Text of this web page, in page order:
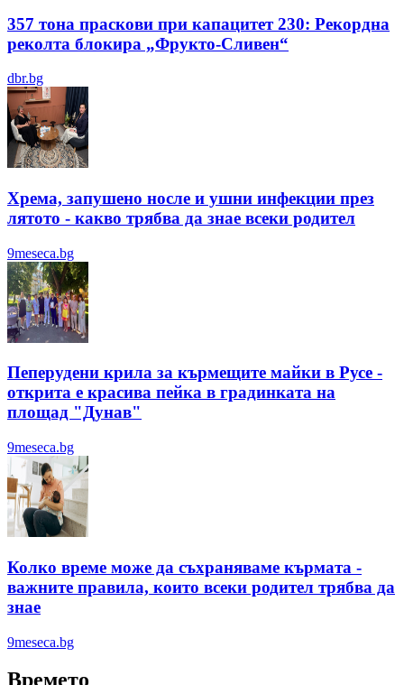
357 тона праскови при капацитет 230: Рекордна
реколта блокира „Фрукто-Сливен“
dbr.bg
Хрема, запушено носле и ушни инфекции през
лятотo - какво трябва да знае всеки родител
9meseca.bg
Пеперудени крила за кърмещите майки в Русе -
открита е красива пейка в градинката на
площад "Дунав"
9meseca.bg
Колко време може да съхраняваме кърмата -
важните правила, които всеки родител трябва да
знае
9meseca.bg
Времето